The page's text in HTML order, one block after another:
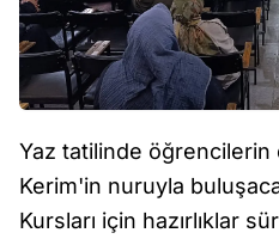
Yaz tatilinde öğrencilerin
Kerim'in nuruyla
Kursları için hazırlıklar